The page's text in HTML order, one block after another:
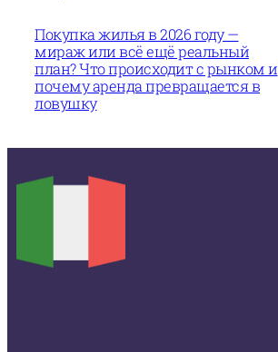
Покупка жилья в 2026 году —
мираж или всё ещё реальный
план? Что происходит с рынком и
почему аренда превращается в
ловушку